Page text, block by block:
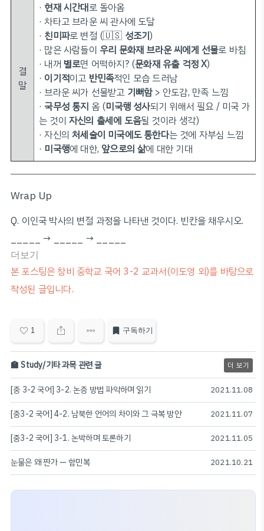
결
말
· 현재 시간대로 돌아옴
· 차타고 브라운 씨 관사에 도달
· 친미파로 변절 (🇺🇸 성조기)
· 많은 사람들이 우리 문화재 브라운 씨에게 선물로 바침
· 내꺼 별로면 어떡하지? (문화재 유출 걱정 X)
· 이기적이고 반민족적인 모습 드러남
· 브라운 씨가 선물받고 기뻐함> 안도감, 만족 느낌
· 국무성 통지 옴 (미국행 성사되기 위해서 필요 / 미국 가
는 것이 자신의 출세에 도움될 것이라 생각)
· 자신의처세술이 미국에도 통한다는 것에 자부심 느낌
· 미국행에 대한, 앞으로의 삶에 대한 기대
Wrap Up
Q. 이인국 박사의 변절 과정을 나타낸 것이다. 빈칸을 채우시오.
_____ → _____ → _____
더보기
본 포스팅은 창비 중학교 국어 3-2 교과서(이도영 외)를 바탕으로
작성된 글입니다.
1 구독하기
🏫 Study/기타 과목 관련 글 더 보기
[중 3-2 국어] 3-2. 논증 방법 파악하며 읽기 2021.11.08
[중3-2 국어] 4-2. 남북한 언어의 차이와 그 극복 방안 2021.11.07
[중3-2 국어] 3-1. 논박하며 토론하기 2021.11.05
눈물은 왜 짠가 — 함민복 2021.10.21